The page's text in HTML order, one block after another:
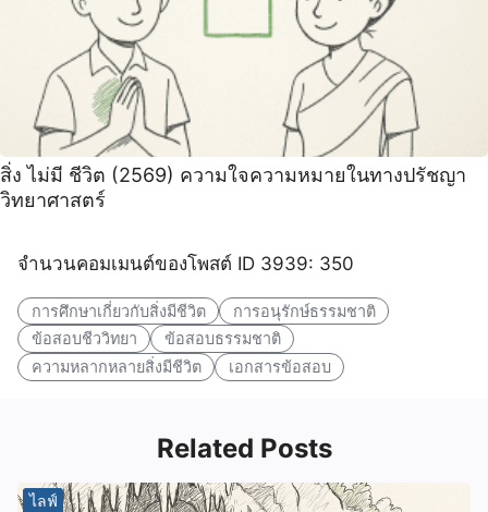
สิ่ง ไม่มี ชีวิต (2569) ความใจความหมายในทางปรัชญา
วิทยาศาสตร์
จำนวนคอมเมนต์ของโพสต์ ID 3939: 350
การศึกษาเกี่ยวกับสิ่งมีชีวิต
การอนุรักษ์ธรรมชาติ
ข้อสอบชีววิทยา
ข้อสอบธรรมชาติ
ความหลากหลายสิ่งมีชีวิต
เอกสารข้อสอบ
Related Posts
ไลฟ์